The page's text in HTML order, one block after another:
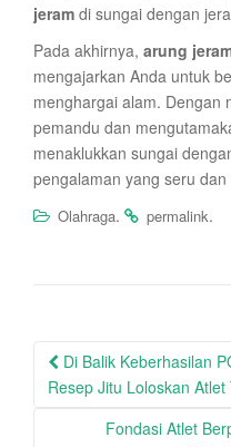
jeram di sungai dengan
Pada akhirnya, arung
mengajarkan Anda untuk
menghargai alam. Dengan
pemandu dan
menaklukkan sungai
pengalaman yang seru dan
Olahraga. permalink.
Post
navigation
Di Balik Keberhasilan
Resep Jitu Loloskan Atlet
Fondasi Atlet